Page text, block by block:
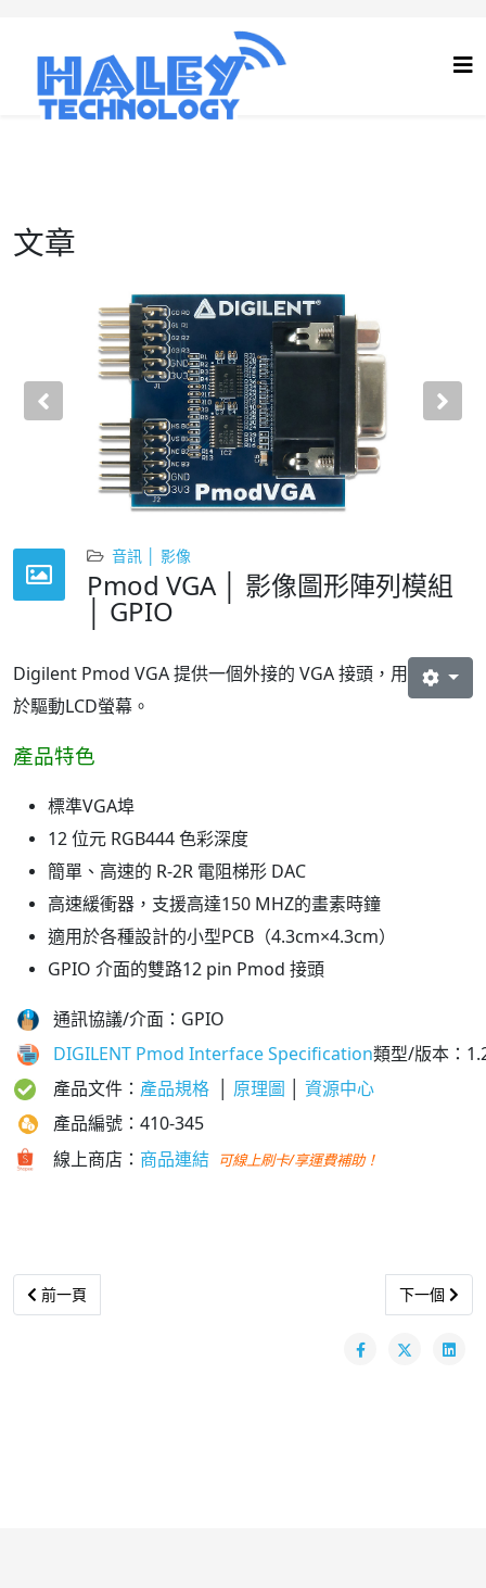
文章
Previous
音訊 │ 影像
Pmod VGA │ 影像圖形陣列模組
│ GPIO
Digilent Pmod VGA 提供一個外接的 VGA 接頭，用
於驅動LCD螢幕。
產品特色
標準VGA埠
12 位元 RGB444 色彩深度
簡單、高速的 R-2R 電阻梯形 DAC
高速緩衝器，支援高達150 MHZ的畫素時鐘
適用於各種設計的小型PCB（4.3cm×4.3cm）
GPIO 介面的雙路12 pin Pmod 接頭
通訊協議/介面：GPIO
DIGILENT Pmod Interface Specification類型/版本 ：
產品文件： 產品規格 原理圖
資源中心
產品編號：410-345
線上商店： 商品連結 可線上刷卡/享運費補助！
Previous article: Pmod I2S2 │ 立體聲音頻輸入輸出模組｜GPIO
前一頁 Next
下一個